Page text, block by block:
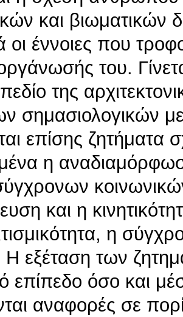
και βιωματικών
οι έννοιες που
του.
της
σημασιολογικών
επίσης
η
και η
η
εξέταση των
επίπεδο όσο και
αναφορές σε